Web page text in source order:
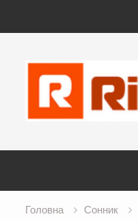
content
Головна Сонник